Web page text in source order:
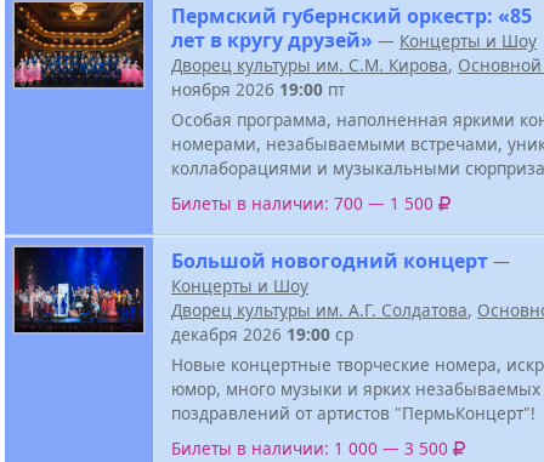
Пермский губернский оркестр: «85
лет в кругу друзей» — Концерты и Шоу
Дворец культуры им. С.М. Кирова, Основной
ноября 2026 19:00 пт
Особая программа, наполненная яркими
номерами, незабываемыми встречами,
коллаборациями и музыкальными
Билеты в наличии: 700 — 1 500
Большой новогодний концерт —
Концерты и Шоу
Дворец культуры им. А.Г. Солдатова,
декабря 2026 19:00 ср
Новые концертные творческие номера,
юмор, много музыки и ярких незабываемых
поздравлений от артистов "ПермьКонцерт"!
Билеты в наличии: 1 000 — 3 500